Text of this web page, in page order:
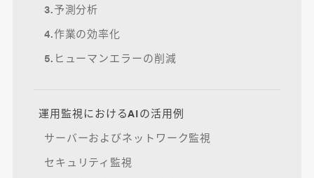
3.予測分析
4.作業の効率化
5.ヒューマンエラーの削減
運用監視におけるAIの活用例
サーバーおよびネットワーク監視
セキュリティ監視